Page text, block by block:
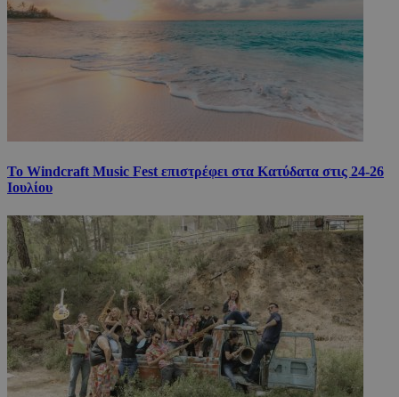
Το Windcraft Music Fest επιστρέφει στα Κατύδατα στις 24-26
Ιουλίου